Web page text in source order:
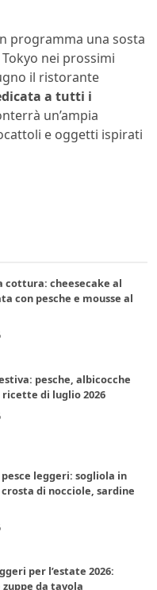
programma una sosta
nei prossimi
il ristorante
a tutti i
un’ampia
e oggetti ispirati
cottura: cheesecake al
con pesche e mousse al
pesche, albicocche
di luglio 2026
leggeri: sogliola in
di nocciole, sardine
per l’estate 2026:
da tavola